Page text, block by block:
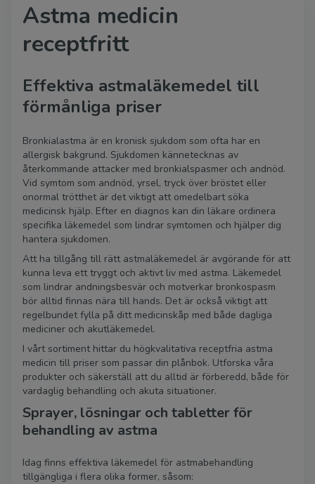
Astma medicin
receptfritt
Effektiva astmaläkemedel till
förmånliga priser
Bronkialastma är en kronisk sjukdom som ofta har en
allergisk bakgrund. Sjukdomen kännetecknas av
återkommande attacker med bronkialspasmer och andnöd.
Vid symtom som andnöd, yrsel, tryck över bröstet eller
onormal trötthet är det viktigt att omedelbart söka
medicinsk hjälp. Efter en diagnos kan din läkare ordinera
specifika läkemedel som lindrar symtomen och hjälper dig
hantera sjukdomen.
Att ha tillgång till rätt astmaläkemedel är avgörande för att
kunna leva ett tryggt och aktivt liv med astma. Läkemedel
som lindrar andningsbesvär och motverkar bronkospasm
bör alltid finnas nära till hands. Det är också viktigt att
regelbundet fylla på ditt medicinskåp med både dagliga
mediciner och akutläkemedel.
I vårt sortiment hittar du högkvalitativa receptfria astma
medicin till priser som passar din plånbok. Utforska våra
produkter och säkerställ att du alltid är förberedd, både för
vardaglig behandling och akuta situationer.
Sprayer, lösningar och tabletter för
behandling av astma
Idag finns effektiva läkemedel för astmabehandling
tillgängliga i flera olika former, såsom: